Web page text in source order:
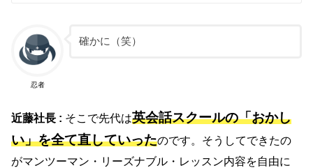
忍者
確かに（笑）
近藤社長 : そこで先代は英会話スクールの「おかし
い」を全て直していったのです。そうしてできたの
がマンツーマン・リーズナブル・レッスン内容を自由に